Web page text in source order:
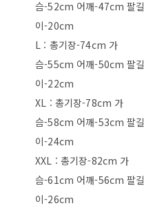
슴-52cm 어깨-47cm 팔길
이-20cm
L : 총기장-74cm 가
슴-55cm 어깨-50cm 팔길
이-22cm
XL : 총기장-78cm 가
슴-58cm 어깨-53cm 팔길
이-24cm
XXL : 총기장-82cm 가
슴-61cm 어깨-56cm 팔길
이-26cm